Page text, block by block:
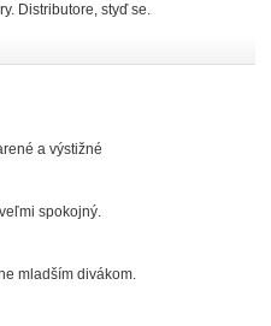
Distributore, styď se.
a výstižné
spokojný.
mladším divákom.